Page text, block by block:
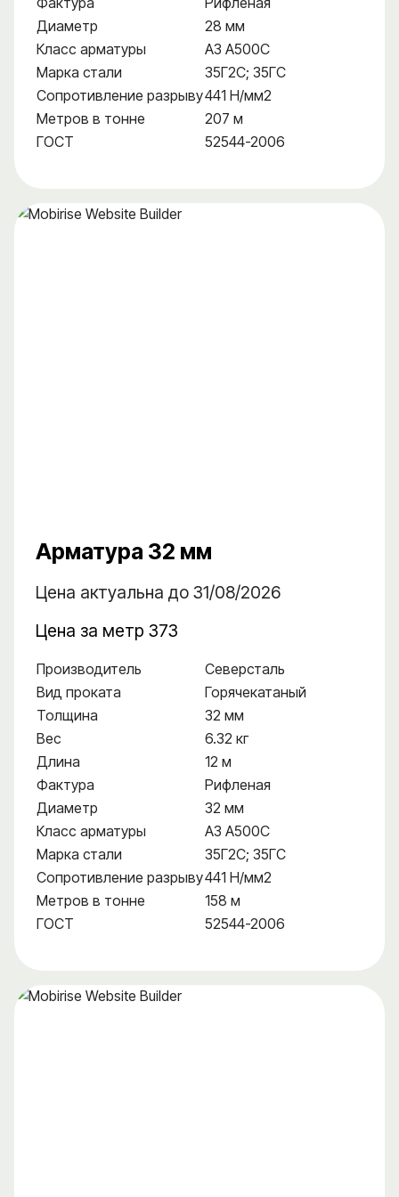
Диаметр
28 мм
Класс арматуры
А3 А500С
Марка стали
35Г2С; 35ГС
Сопротивление разрыву441 Н/мм2
Метров в тонне
207 м
ГОСТ
52544-2006
Арматура 32 мм
Цена актуальна до 31/08/2026
Цена за метр 373
Производитель
Северсталь
Вид проката
Горячекатаный
Толщина
32 мм
Вес
6.32 кг
Длина
12 м
Фактура
Рифленая
Диаметр
32 мм
Класс арматуры
А3 А500С
Марка стали
35Г2С; 35ГС
Сопротивление разрыву441 Н/мм2
Метров в тонне
158 м
ГОСТ
52544-2006